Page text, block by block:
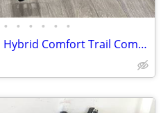
• • • • • •
Woman’s Specialized Small Hybrid Comfort Trail Commuter Bike Tuned Rea